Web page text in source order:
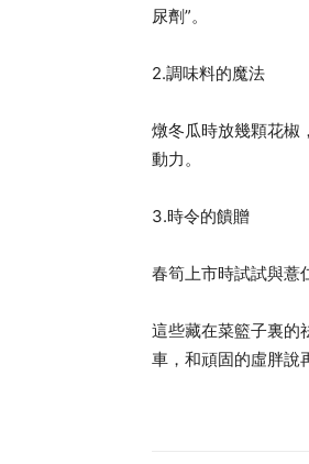
尿劑”。
2.調味料的魔法
燉冬瓜時放幾顆花椒
動力。
3.時令的饋贈
春筍上市時試試與薏
這些藏在菜籃子裏的
車，和頑固的虛胖說